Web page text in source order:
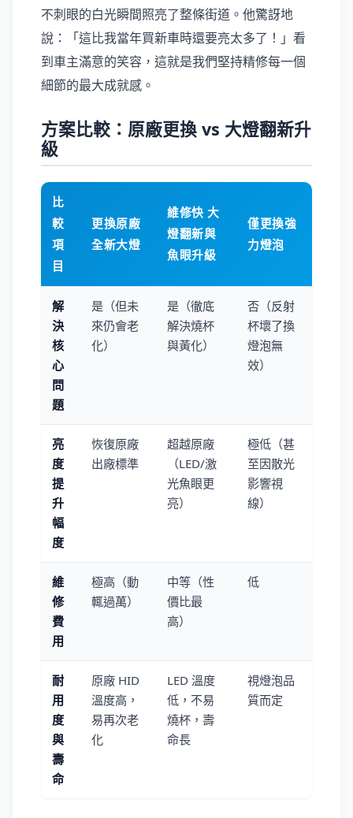
不刺眼的白光瞬間照亮了整條街道。他驚訝地
說：「這比我當年買新車時還要亮太多了！」看
到車主滿意的笑容，這就是我們堅持精修每一個
細節的最大成就感。
方案比較：原廠更換 vs 大燈翻新升
級
比
較
項
目
更換原廠
全新大燈
維修快 大
燈翻新與
魚眼升級
僅更換強
力燈泡
解
決
核
心
問
題
是（但未
來仍會老
化）
是（徹底
解決燒杯
與黃化）
否（反射
杯壞了換
燈泡無
效）
亮
度
提
升
幅
度
恢復原廠
出廠標準
超越原廠
（LED/激
光魚眼更
亮）
極低（甚
至因散光
影響視
線）
維
修
費
用
極高（動
輒過萬）
中等（性
價比最
高）
低
耐
用
度
與
壽
命
原廠 HID
溫度高，
易再次老
化
LED 溫度
低，不易
燒杯，壽
命長
視燈泡品
質而定